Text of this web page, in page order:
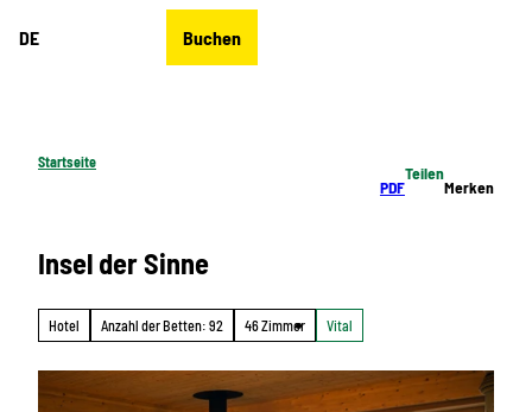
DE Buchen
Startseite
PDF
Teilen
Merken
Insel der Sinne
Hotel Anzahl der Betten: 92 46 Zimmer Vital